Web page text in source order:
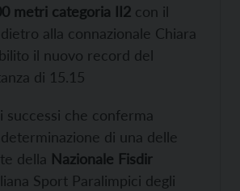
metri categoria II2 con il
alla connazionale Chiara
il nuovo record del
di 15.15
successi che conferma
determinazione di una delle
della Nazionale Fisdir
Sport Paralimpici degli